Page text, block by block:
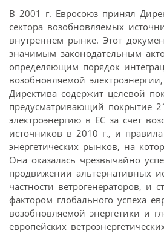
В 2001 г. Евросоюз принял
сектора возобновляемых
внутреннем рынке. Этот
значимым законодательным
определяющим порядок
возобновляемой
Директива содержит целевой
предусматривающий покрытие
электроэнергию в ЕС за счет
источников в 2010 г., и
энергетических рынков, на
Она оказалась чрезвычайно
продвижении альтернативных
частности ветрогенераторов, и
фактором глобального успеха
возобновляемой энергетики и
европейских